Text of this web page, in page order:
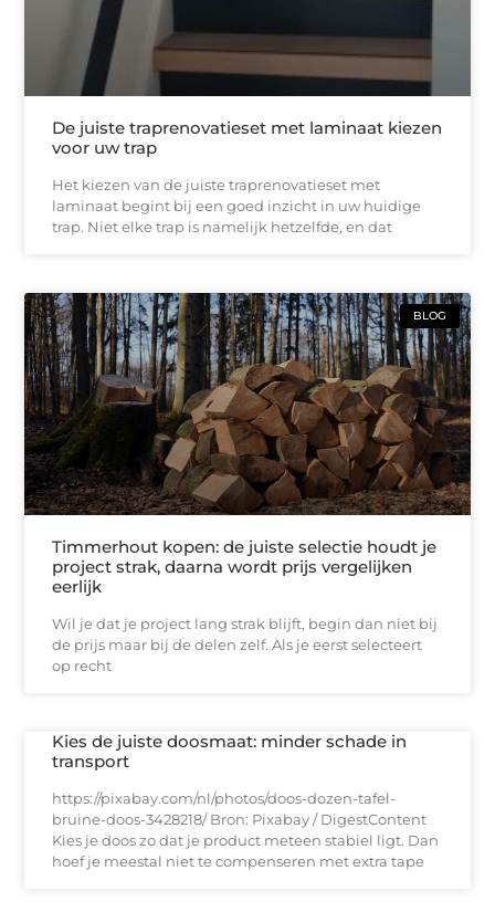
De juiste traprenovatieset met laminaat kiezen
voor uw trap
Het kiezen van de juiste traprenovatieset met
laminaat begint bij een goed inzicht in uw huidige
trap. Niet elke trap is namelijk hetzelfde, en dat
BLOG
Timmerhout kopen: de juiste selectie houdt je
project strak, daarna wordt prijs vergelijken
eerlijk
Wil je dat je project lang strak blijft, begin dan niet bij
de prijs maar bij de delen zelf. Als je eerst selecteert
op recht
Kies de juiste doosmaat: minder schade in
transport
https://pixabay.com/nl/photos/doos-dozen-tafel-
bruine-doos-3428218/ Bron: Pixabay / DigestContent
Kies je doos zo dat je product meteen stabiel ligt. Dan
hoef je meestal niet te compenseren met extra tape